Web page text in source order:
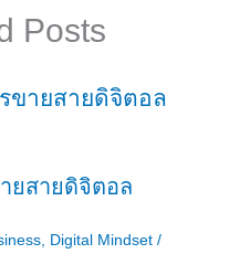
Posts
ยสายดิจิตอล
, Digital Mindset/